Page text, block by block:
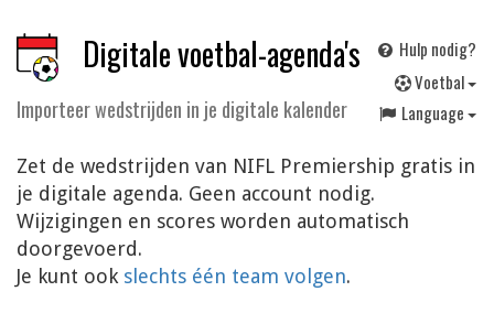
Digitale voetbal-agenda's
Importeer wedstrijden in je digitale kalender
Hulp nodig?
Voetbal
Language
Zet de wedstrijden van NIFL Premiership gratis in
je digitale agenda. Geen account nodig.
Wijzigingen en scores worden automatisch
doorgevoerd.
Je kunt ook slechts één team volgen.